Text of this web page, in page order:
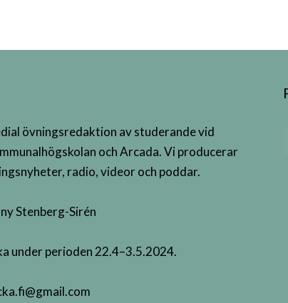
övningsredaktion av studerande vid
och Arcada. Vi producerar
radio, videor och poddar.
Stenberg-Sirén
under perioden 22.4–3.5.2024.